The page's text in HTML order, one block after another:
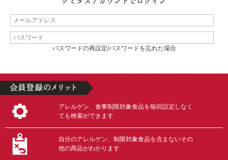
パスワードの再設定/パスワードを忘れた場合
アレルゲン、食事制限対象食品を毎回設定しなく
ても検索ができます
自分のアレルゲン、制限対象食品を含まないその
他の商品がわかります